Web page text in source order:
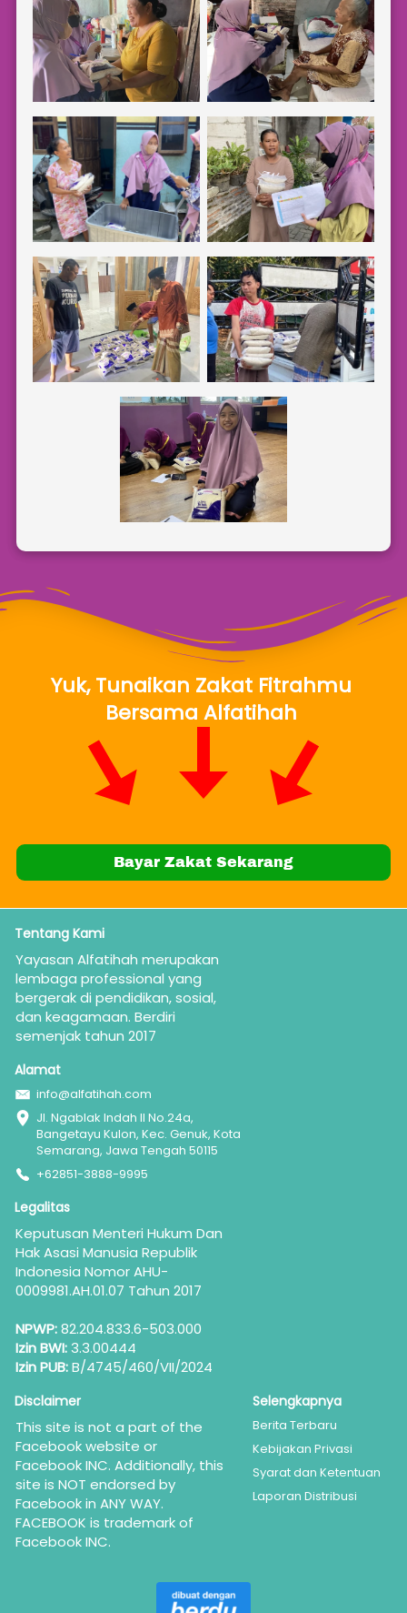
Yuk, Tunaikan Zakat Fitrahmu
Bersama Alfatihah
`Bayar Zakat Sekarang
Tentang Kami
Yayasan Alfatihah merupakan
lembaga professional yang
bergerak di pendidikan, sosial,
dan keagamaan. Berdiri
semenjak tahun 2017
Alamat
info@alfatihah.com
Jl. Ngablak Indah II No.24a,
Bangetayu Kulon, Kec. Genuk, Kota
Semarang, Jawa Tengah 50115
+62851-3888-9995
Legalitas
Keputusan Menteri Hukum Dan
Hak Asasi Manusia Republik
Indonesia Nomor AHU-
0009981.AH.01.07 Tahun 2017
NPWP: 82.204.833.6-503.000
Izin BWI: 3.3.00444
Izin PUB: B/4745/460/VII/2024
Disclaimer
This site is not a part of the
Facebook website or
Facebook INC. Additionally, this
site is NOT endorsed by
Facebook in ANY WAY.
FACEBOOK is trademark of
Facebook INC.
Selengkapnya
Berita Terbaru
Kebijakan Privasi
Syarat dan Ketentuan
Laporan Distribusi